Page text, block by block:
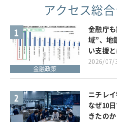
アクセス総
1
金融政策
金融庁
域”、地
い支援と
2026/07/
2
ニチレ
なぜ10
きたのか